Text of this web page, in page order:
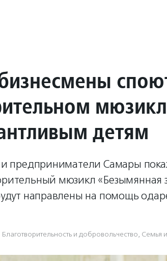
детям
предприниматели Самары
мюзикл «Безымянная
направлены на помощь
Благотвори­тель­ность и доброволь­чест­во, Семья